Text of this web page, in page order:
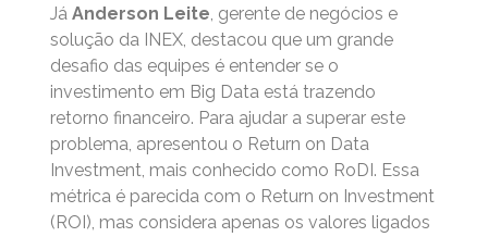
Já Anderson Leite, gerente de negócios e
solução da INEX, destacou que um grande
desafio das equipes é entender se o
investimento em Big Data está trazendo
retorno financeiro. Para ajudar a superar este
problema, apresentou o Return on Data
Investment, mais conhecido como RoDI. Essa
métrica é parecida com o Return on Investment
(ROI), mas considera apenas os valores ligados